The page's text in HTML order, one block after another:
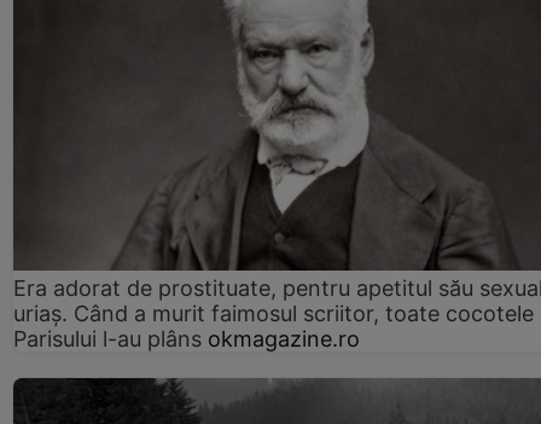
Era adorat de prostituate, pentru apetitul său
uriaș. Când a murit faimosul scriitor, toate cocotele
Parisului l-au plâns okmagazine.ro